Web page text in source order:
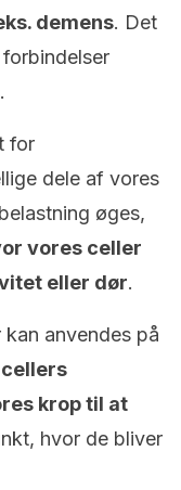
demens. Det
for
dele af vores
øges,
vores celler
eller dør.
anvendes på
krop til at
hvor de bliver